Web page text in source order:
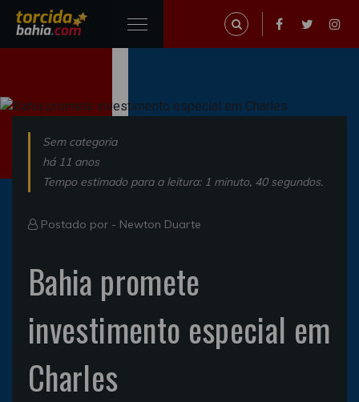
Sem categoria
há 11 anos
Tempo estimado para a leitura: 1 minuto, 40 segundos.
Postado por - Newton Duarte
Bahia promete
investimento especial em
Charles